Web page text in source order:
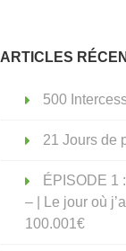
ARTICLES
500
21 Jours de
ÉPISODE 1
– | Le jour où
100.001€